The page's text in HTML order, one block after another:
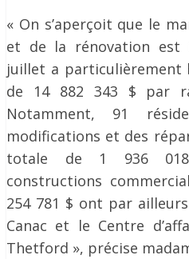
« On s’aperçoit que le
et de la rénovation est
juillet a particulièrement
de 14 882 343 $ par
Notamment, 91
modifications et des
totale de 1 936
constructions
254 781 $ ont par
Canac et le Centre
Thetford », précise